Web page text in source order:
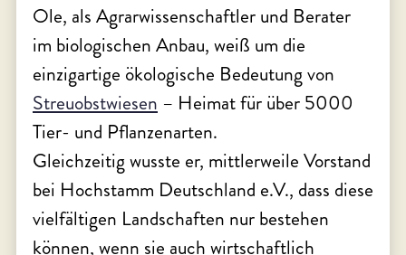
Ole, als Agrarwissenschaftler und Berater
im biologischen Anbau, weiß um die
einzigartige ökologische Bedeutung von
Streuobstwiesen – Heimat für über 5000
Tier- und Pflanzenarten.
Gleichzeitig wusste er, mittlerweile Vorstand
bei Hochstamm Deutschland e.V., dass diese
vielfältigen Landschaften nur bestehen
können, wenn sie auch wirtschaftlich